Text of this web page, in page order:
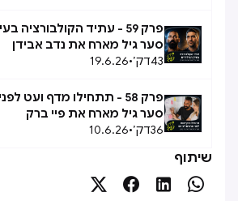
פרק 59 - עתיד הקולבורציה
סער גיל מארח את נדב אבידן
43דק׳•
19.6.26
פרק 58 - תתחילו מדף ועט
סער גיל מארח את פיי ברק
36דק׳•
10.6.26
שיתוף



